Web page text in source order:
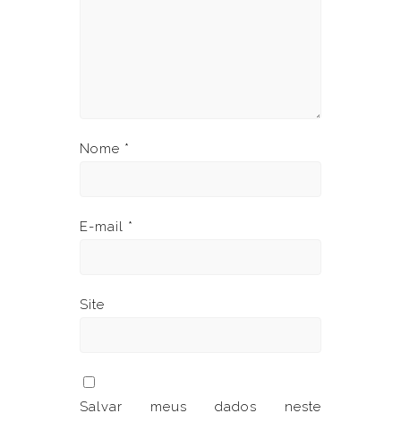
Nome *
E-mail *
Site
Salvar meus dados neste